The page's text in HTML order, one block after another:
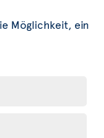
Möglichkeit, ein